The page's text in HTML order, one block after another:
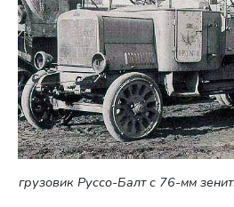
грузовик Руссо-Балт с 76-мм